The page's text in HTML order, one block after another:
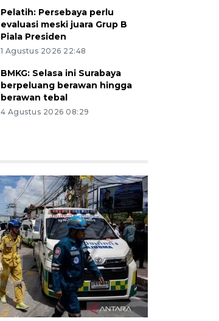
Pelatih: Persebaya perlu
evaluasi meski juara Grup B
Piala Presiden
1 Agustus 2026 22:48
BMKG: Selasa ini Surabaya
berpeluang berawan hingga
berawan tebal
4 Agustus 2026 08:29